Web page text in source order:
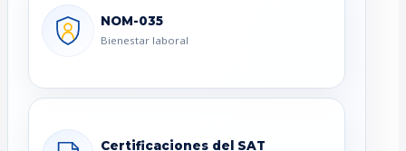
NOM-035
Bienestar laboral
Certificaciones del SAT